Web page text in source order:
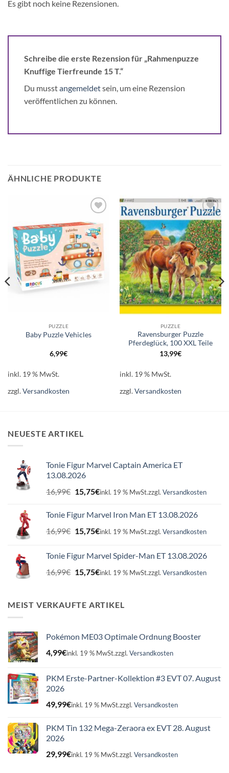
Es gibt noch keine Rezensionen.
Schreibe die erste Rezension für „Rahmenpuzze
Knuffige Tierfreunde 15 T.“
Du musstangemeldetsein, um eine Rezension
veröffentlichen zu können.
ÄHNLICHE PRODUKTE
Auf die
Wunschliste
PUZZLE
Baby Puzzle Vehicles
6,99€
inkl. 19 % MwSt.
zzgl.Versandkosten
Auf die
Wunschliste
PUZZLE
Ravensburger Puzzle
Pferdeglück, 100 XXL Teile
13,99€
inkl. 19 % MwSt.
zzgl.Versandkosten
NEUESTE ARTIKEL
Tonie Figur Marvel Captain America ET
13.08.2026
16,99€ Ursprünglicher
Preis
16,99€
15,75€Aktueller
15,75€.
inkl. 19 % MwSt.zzgl. Versandkosten
Tonie Figur Marvel Iron Man ET 13.08.2026
16,99€ Ursprünglicher
Preis
16,99€
15,75€Aktueller
15,75€.
inkl. 19 % MwSt.zzgl. Versandkosten
Tonie Figur Marvel Spider-Man ET 13.08.2026
16,99€ Ursprünglicher
Preis
16,99€
15,75€Aktueller
15,75€.
inkl. 19 % MwSt.zzgl. Versandkosten
MEIST VERKAUFTE ARTIKEL
Pokémon ME03 Optimale Ordnung Booster
4,99€inkl. 19 % MwSt.zzgl. Versandkosten
PKM Erste-Partner-Kollektion #3 EVT 07. August
2026
49,99€inkl. 19 % MwSt.zzgl. Versandkosten
PKM Tin 132 Mega-Zeraora ex EVT 28. August
2026
29,99€inkl. 19 % MwSt.zzgl. Versandkosten